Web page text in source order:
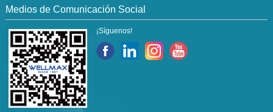
Medios de Comunicación Social
¡Síguenos!